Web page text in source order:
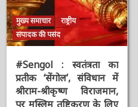
मुख्य समाचार
राष्ट्रीय
संपादक की पसंद
#Sengol : स्वतंत्रता का
प्रतीक ‘सेंगोल’, संविधान में